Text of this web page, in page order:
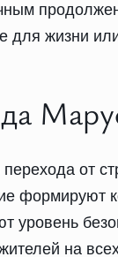
для жизни
от
на